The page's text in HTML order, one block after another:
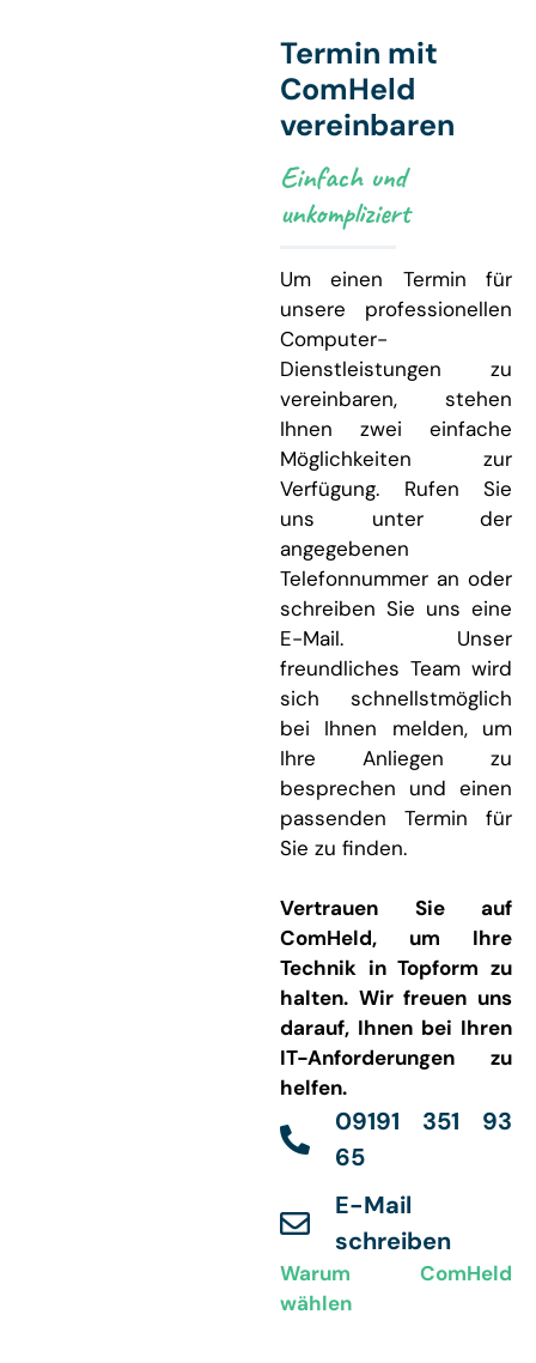
Termin mit
ComHeld
vereinbaren
Einfach und
unkompliziert
Um einen Termin für
unsere professionellen
Computer-
Dienstleistungen zu
vereinbaren, stehen
Ihnen zwei einfache
Möglichkeiten zur
Verfügung. Rufen Sie
uns unter der
angegebenen
Telefonnummer an oder
schreiben Sie uns eine
E-Mail. Unser
freundliches Team wird
sich schnellstmöglich
bei Ihnen melden, um
Ihre Anliegen zu
besprechen und einen
passenden Termin für
Sie zu finden.
Vertrauen Sie auf
ComHeld, um Ihre
Technik in Topform zu
halten. Wir freuen uns
darauf, Ihnen bei Ihren
IT-Anforderungen zu
helfen.
09191 351 93
65
E-Mail
schreiben
Warum ComHeld
wählen